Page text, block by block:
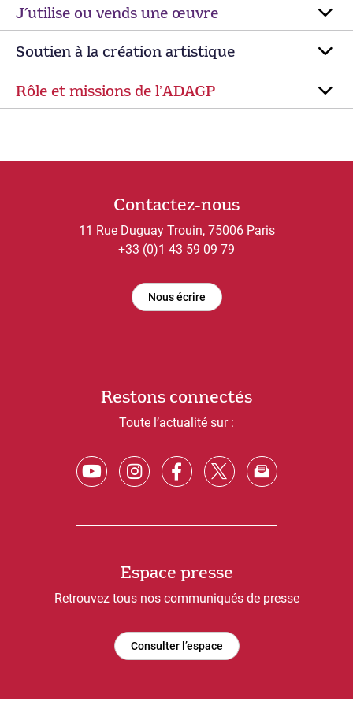
J’utilise ou vends une œuvre
Soutien à la création artistique
Rôle et missions de lʼADAGP
Contactez-nous
11 Rue Duguay Trouin, 75006 Paris
+33 (0)1 43 59 09 79
Nous écrire
Restons connectés
Toute l’actualité sur :
Espace presse
Retrouvez tous nos communiqués de presse
Consulter l’espace